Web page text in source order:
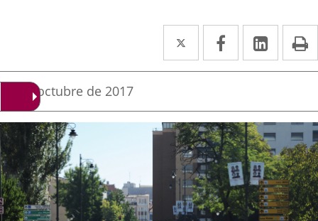
Twitter
Enlace
a
aplicación
externa.
Facebook
Enlace
a
aplicación
externa.
Enlace
a
Fecha
la
noticia
25 de octubre de 2017